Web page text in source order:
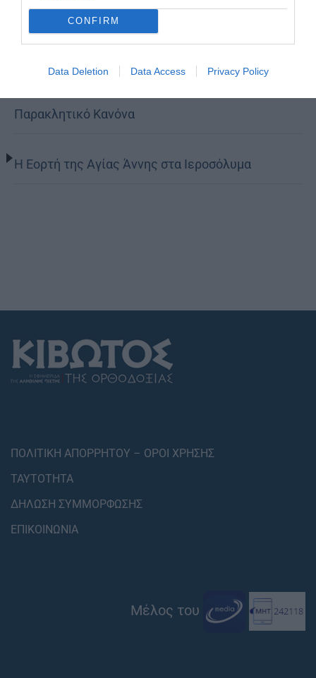
CONFIRM
Data Deletion Data Access Privacy Policy
Όταν είσαι ευλαβής
Ο Νεαπόλεως στο Ιερό Παρεκκλήσι Αγίας
Παρακλητικό Κανόνα
Η Εορτή της Αγίας Άννης στα Ιεροσόλυμα
ΠΟΛΙΤΙΚΗ ΑΠΟΡΡΗΤΟΥ – ΟΡΟΙ ΧΡΗΣΗΣ
ΤΑΥΤΟΤΗΤΑ
ΔΗΛΩΣΗ ΣΥΜΜΟΡΦΩΣΗΣ
ΕΠΙΚΟΙΝΩΝΙΑ
Μέλος του